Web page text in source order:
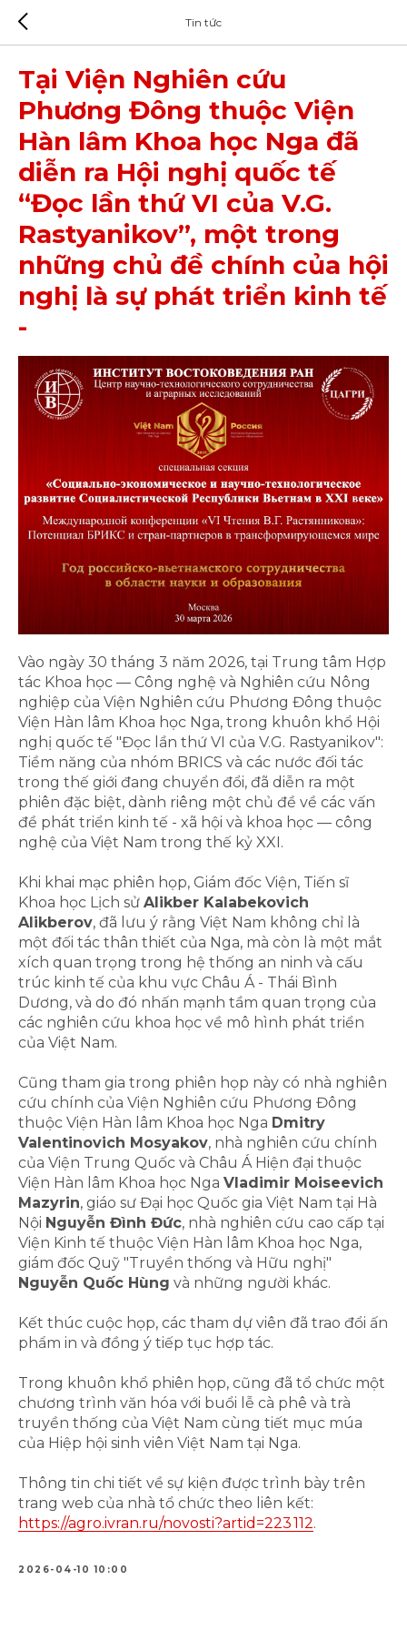
Tin tức
Tại Viện Nghiên cứu
Phương Đông thuộc Viện
Hàn lâm Khoa học Nga đã
diễn ra Hội nghị quốc tế
“Đọc lần thứ VI của V.G.
Rastyanikov”, một trong
những chủ đề chính của hội
nghị là sự phát triển kinh tế
-
Vào ngày 30 tháng 3 năm 2026, tại Trung tâm Hợp
tác Khoa học — Công nghệ và Nghiên cứu Nông
nghiệp của Viện Nghiên cứu Phương Đông thuộc
Viện Hàn lâm Khoa học Nga, trong khuôn khổ Hội
nghị quốc tế "Đọc lần thứ VI của V.G. Rastyanikov":
Tiềm năng của nhóm BRICS và các nước đối tác
trong thế giới đang chuyển đổi, đã diễn ra một
phiên đặc biệt, dành riêng một chủ đề về các vấn
đề phát triển kinh tế - xã hội và khoa học — công
nghệ của Việt Nam trong thế kỷ XXI.
Khi khai mạc phiên họp, Giám đốc Viện, Tiến sĩ
Khoa học Lịch sử Alikber Kalabekovich
Alikberov, đã lưu ý rằng Việt Nam không chỉ là
một đối tác thân thiết của Nga, mà còn là một mắt
xích quan trọng trong hệ thống an ninh và cấu
trúc kinh tế của khu vực Châu Á - Thái Bình
Dương, và do đó nhấn mạnh tầm quan trọng của
các nghiên cứu khoa học về mô hình phát triển
của Việt Nam.
Cũng tham gia trong phiên họp này có nhà nghiên
cứu chính của Viện Nghiên cứu Phương Đông
thuộc Viện Hàn lâm Khoa học Nga Dmitry
Valentinovich Mosyakov, nhà nghiên cứu chính
của Viện Trung Quốc và Châu Á Hiện đại thuộc
Viện Hàn lâm Khoa học Nga Vladimir Moiseevich
Mazyrin, giáo sư Đại học Quốc gia Việt Nam tại Hà
Nội Nguyễn Đình Đức, nhà nghiên cứu cao cấp tại
Viện Kinh tế thuộc Viện Hàn lâm Khoa học Nga,
giám đốc Quỹ "Truyền thống và Hữu nghị"
Nguyễn Quốc Hùng và những người khác.
Kết thúc cuộc họp, các tham dự viên đã trao đổi ấn
phẩm in và đồng ý tiếp tục hợp tác.
Trong khuôn khổ phiên họp, cũng đã tổ chức một
chương trình văn hóa với buổi lễ cà phê và trà
truyền thống của Việt Nam cùng tiết mục múa
của Hiệp hội sinh viên Việt Nam tại Nga.
Thông tin chi tiết về sự kiện được trình bày trên
trang web của nhà tổ chức theo liên kết:
https://agro.ivran.ru/novosti?artid=223 112.
2026-04-10 10:00